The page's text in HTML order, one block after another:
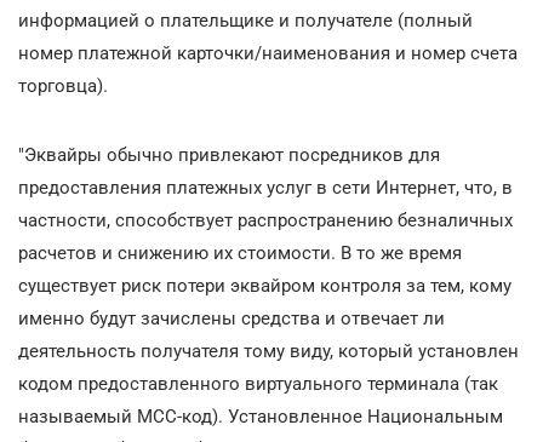
информацией о плательщике и получателе (полный
номер платежной карточки/наименования и номер счета
торговца).
"Эквайры обычно привлекают посредников для
предоставления платежных услуг в сети Интернет, что, в
частности, способствует распространению безналичных
расчетов и снижению их стоимости. В то же время
существует риск потери эквайром контроля за тем, кому
именно будут зачислены средства и отвечает ли
деятельность получателя тому виду, который установлен
кодом предоставленного виртуального терминала (так
называемый МСС-код). Установленное Национальным